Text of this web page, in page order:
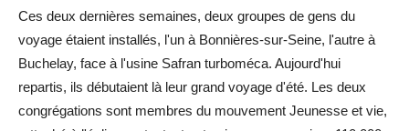
Ces deux dernières semaines, deux groupes de gens du
voyage étaient installés, l'un à Bonnières-sur-Seine, l'autre à
Buchelay, face à l'usine Safran turboméca. Aujourd'hui
repartis, ils débutaient là leur grand voyage d'été. Les deux
congrégations sont membres du mouvement Jeunesse et vie,